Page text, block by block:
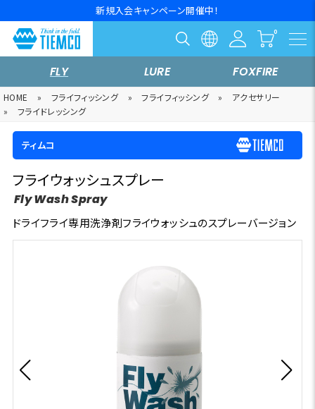
新規入会キャンペーン開催中！
FLY LURE FOXFIRE
HOME » フライフィッシング » フライフィッシング »
アクセサリー
»
フライドレッシング
ティムコ
フライウォッシュスプレー
Fly Wash Spray
ドライフライ専用洗浄剤フライウォッシュのスプレーバージョン